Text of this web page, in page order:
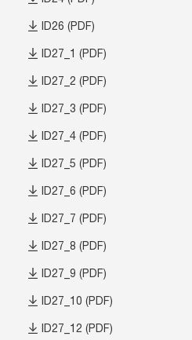
ID26 (PDF)
ID27_1 (PDF)
ID27_2 (PDF)
ID27_3 (PDF)
ID27_4 (PDF)
ID27_5 (PDF)
ID27_6 (PDF)
ID27_7 (PDF)
ID27_8 (PDF)
ID27_9 (PDF)
ID27_10 (PDF)
ID27_12 (PDF)